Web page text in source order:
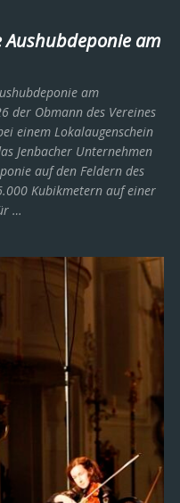
am
am
der Obmann des Vereines
einem Lokalaugenschein
Jenbacher Unternehmen
auf den Feldern des
Kubikmetern auf einer
…